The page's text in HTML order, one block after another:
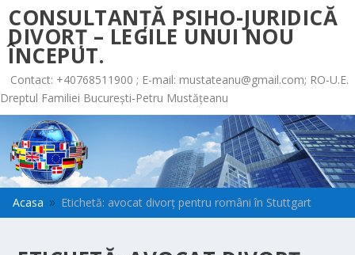
CONSULTANȚĂ PSIHO-JURIDICĂ
DIVORȚ – LEGILE UNUI NOU
ÎNCEPUT.
Contact: +40768511900 ; E-mail: mustateanu@gmail.com; RO-U.E.
Dreptul Familiei București-Petru Mustățeanu
Acasa 9 Etichetă: avocat divorț pentru români în Stuttgart